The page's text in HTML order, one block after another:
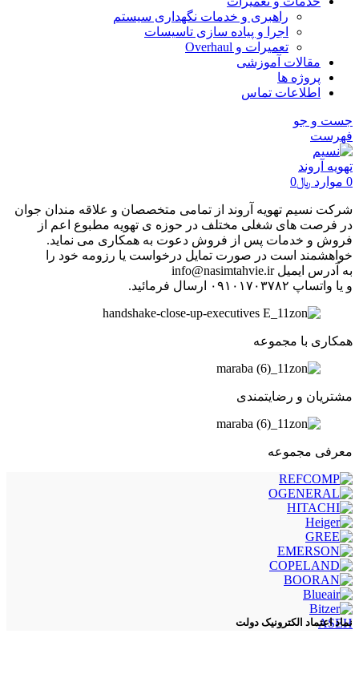
راهبری و خدمات نگهداری سیستم
اجرا و پیاده سازی تاسیسات
تعمیرات و Overhaul
مقالات آموزشی
پروژه ها
اطلاعات تماس
جست و جو
فهرست
0 موارد ﷼0
شرکت نسیم تهویه آروند از تمامی متخصصان و علاقه مندان جوان
در فرصت های شغلی مختلف در حوزه ی تهویه مطبوع اعم از
فروش و خدمات پس از فروش دعوت به همکاری می نماید.
خواهشمند است در صورت تمایل درخواست یا رزومه خود را
به آدرس ایمیل info@nasimtahvie.ir
و یا واتساپ ۰۹۱۰۱۷۰۳۷۸۲ ارسال فرمائید.
همکاری با مجموعه
مشتریان و رضایتمندی
معرفی مجموعه
ASEH
نماد اعتماد الکترونیک دولت